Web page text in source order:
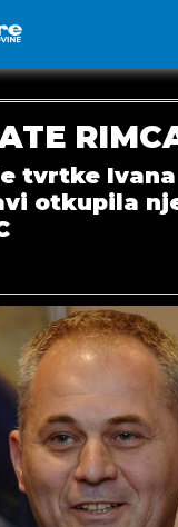
tvrtke Ivana
otkupila